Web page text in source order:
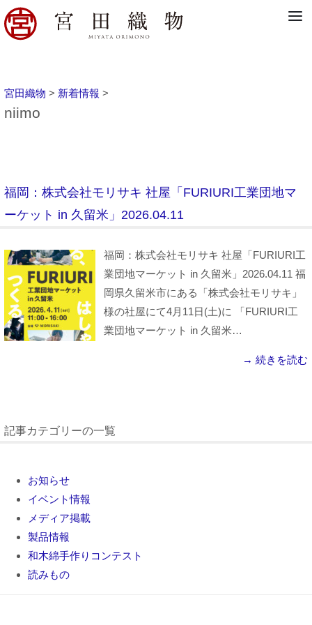
宮田織物 > 新着情報 >
niimo
福岡：株式会社モリサキ 社屋「FURIURI工業団地マ
ーケット in 久留米」2026.04.11
福岡：株式会社モリサキ 社屋「FURIURI工
業団地マーケット in 久留米」2026.04.11 福
岡県久留米市にある「株式会社モリサキ」
様の社屋にて4月11日(土)に 「FURIURI工
業団地マーケット in 久留米…
→ 続きを読む
記事カテゴリーの一覧
お知らせ
イベント情報
メディア掲載
製品情報
和木綿手作りコンテスト
読みもの